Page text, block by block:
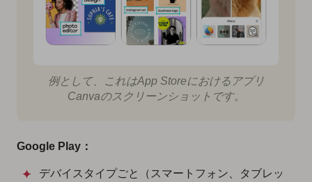
例として、これはApp Storeにおけるアプリ
Canvaのスクリーンショットです。
Google Play：
デバイスタイプごと（スマートフォン、タブレッ